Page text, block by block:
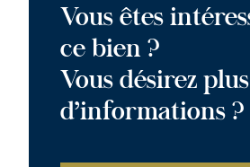
Vous êtes intéressé par
ce bien ?
Vous désirez plus
d’informations ?